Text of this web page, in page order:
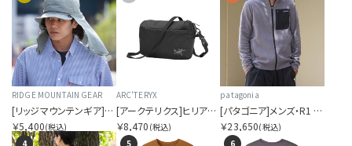
RIDGE MOUNTAIN GEAR
[リッジマウンテンギア]サンシェード 2026
￥5,400(税込)
ARC'TERYX
[アークテリクス]ヒリアド クロスボディ
￥8,470 (税込)
patagonia
[パタゴニア]メンズ・R1 エア・ジャケット
￥23,650(税込)
4
5 6